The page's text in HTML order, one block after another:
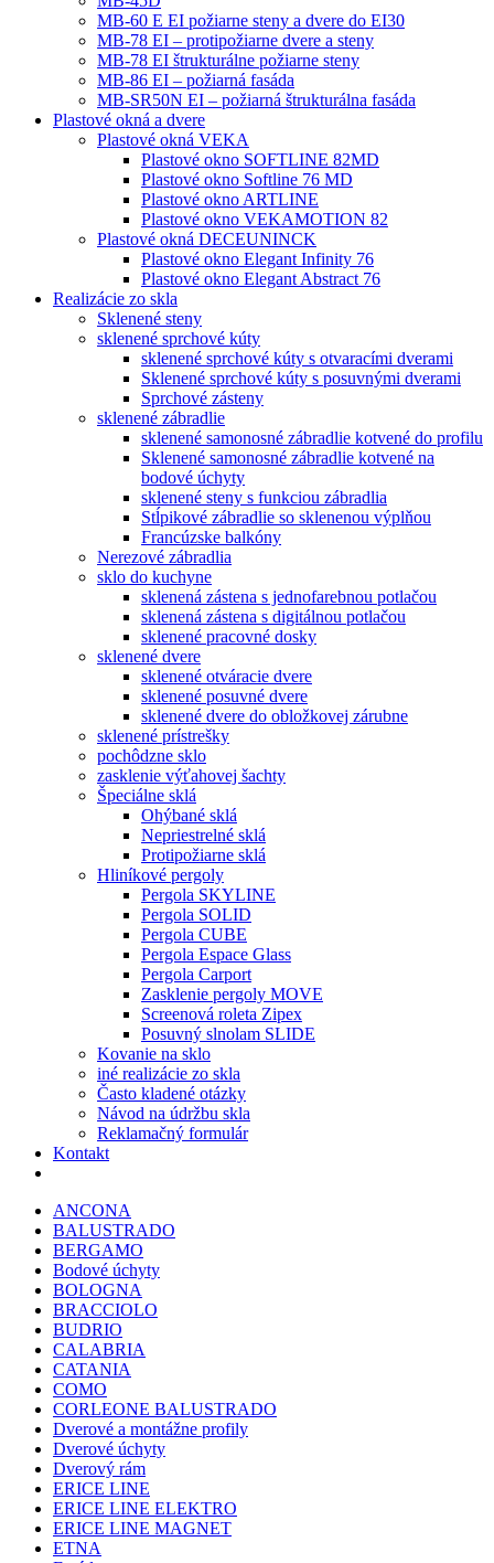
MB-60 E EI požiarne steny a dvere do EI30
MB-78 EI – protipožiarne dvere a steny
MB-78 EI štrukturálne požiarne steny
MB-86 EI – požiarná fasáda
MB-SR50N EI – požiarná štrukturálna fasáda
Plastové okná a dvere
Plastové okná VEKA
Plastové okno SOFTLINE 82MD
Plastové okno Softline 76 MD
Plastové okno ARTLINE
Plastové okno VEKAMOTION 82
Plastové okná DECEUNINCK
Plastové okno Elegant Infinity 76
Plastové okno Elegant Abstract 76
Realizácie zo skla
Sklenené steny
sklenené sprchové kúty
sklenené sprchové kúty s otvaracími dverami
Sklenené sprchové kúty s posuvnými dverami
Sprchové zásteny
sklenené zábradlie
sklenené samonosné zábradlie kotvené do profilu
Sklenené samonosné zábradlie kotvené na
bodové úchyty
sklenené steny s funkciou zábradlia
Stĺpikové zábradlie so sklenenou výplňou
Francúzske balkóny
Nerezové zábradlia
sklo do kuchyne
sklenená zástena s jednofarebnou potlačou
sklenená zástena s digitálnou potlačou
sklenené pracovné dosky
sklenené dvere
sklenené otváracie dvere
sklenené posuvné dvere
sklenené dvere do obložkovej zárubne
sklenené prístrešky
pochôdzne sklo
zasklenie výťahovej šachty
Špeciálne sklá
Ohýbané sklá
Nepriestrelné sklá
Protipožiarne sklá
Hliníkové pergoly
Pergola SKYLINE
Pergola SOLID
Pergola CUBE
Pergola Espace Glass
Pergola Carport
Zasklenie pergoly MOVE
Screenová roleta Zipex
Posuvný slnolam SLIDE
Kovanie na sklo
iné realizácie zo skla
Často kladené otázky
Návod na údržbu skla
Reklamačný formulár
Kontakt
ANCONA
BALUSTRADO
BERGAMO
Bodové úchyty
BOLOGNA
BRACCIOLO
BUDRIO
CALABRIA
CATANIA
COMO
CORLEONE BALUSTRADO
Dverové a montážne profily
Dverové úchyty
Dverový rám
ERICE LINE
ERICE LINE ELEKTRO
ERICE LINE MAGNET
ETNA